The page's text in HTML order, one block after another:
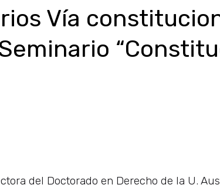
Vía
del Doctorado en Derecho de la U.